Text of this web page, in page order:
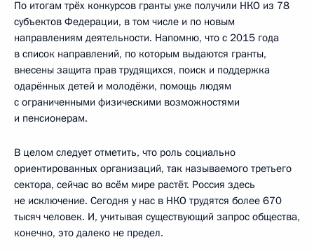
По итогам трёх конкурсов гранты уже получили НКО из 78
субъектов Федерации, в том числе и по новым
направлениям деятельности. Напомню, что с 2015 года
в список направлений, по которым выдаются гранты,
внесены защита прав трудящихся, поиск и поддержка
одарённых детей и молодёжи, помощь людям
с ограниченными физическими возможностями
и пенсионерам.
В целом следует отметить, что роль социально
ориентированных организаций, так называемого третьего
сектора, сейчас во всём мире растёт. Россия здесь
не исключение. Сегодня у нас в НКО трудятся более 670
тысяч человек. И, учитывая существующий запрос общества,
конечно, это далеко не предел.